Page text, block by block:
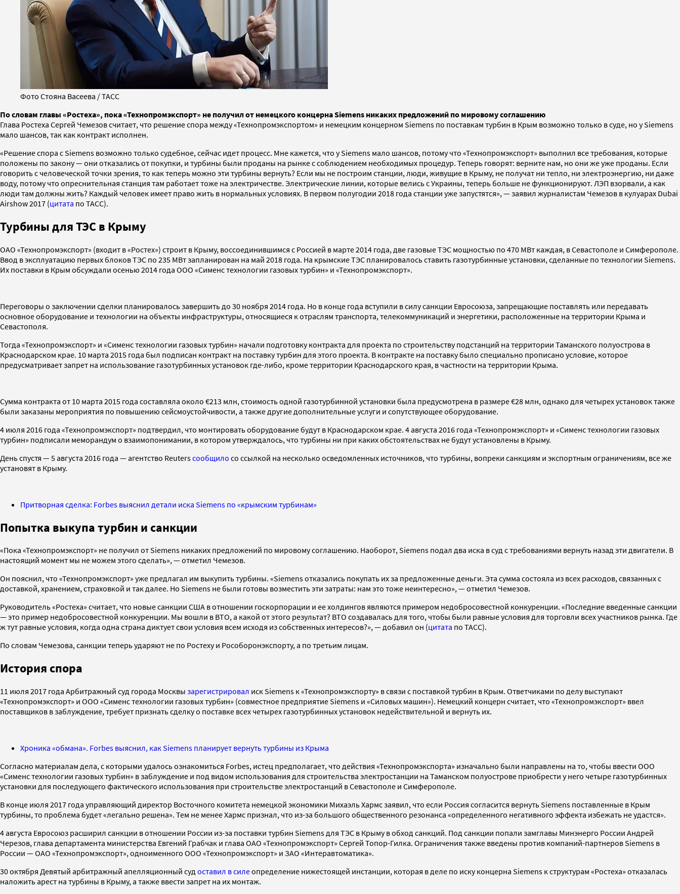
Фото Стояна Васеева / ТАСС
По словам главы «Ростеха», пока «Технопромэкспорт» не получил от немецкого концерна Siemens никаких предложений по мировому соглашению
Глава Ростеха Сергей Чемезов считает, что решение спора между «Технопромэкспортом» и немецким концерном Siemens по поставкам турбин в Крым возможно только в суде, но у Siemens
мало шансов, так как контракт исполнен.
«Решение спора с Siemens возможно только судебное, сейчас идет процесс. Мне кажется, что у Siemens мало шансов, потому что «Технопромэкспорт» выполнил все требования, которые
положены по закону — они отказались от покупки, и турбины были проданы на рынке с соблюдением необходимых процедур. Теперь говорят: верните нам, но они же уже проданы. Если
говорить с человеческой точки зрения, то как теперь можно эти турбины вернуть? Если мы не построим станции, люди, живущие в Крыму, не получат ни тепло, ни электроэнергию, ни даже
воду, потому что опреснительная станция там работает тоже на электричестве. Электрические линии, которые велись с Украины, теперь больше не функционируют. ЛЭП взорвали, а как
люди там должны жить? Каждый человек имеет право жить в нормальных условиях. В первом полугодии 2018 года станции уже запустятся», — заявил журналистам Чемезов в кулуарах Dubai
Airshow 2017 (цитата по ТАСС).
Турбины для ТЭС в Крыму
ОАО «Технопромэкспорт» (входит в «Ростех») строит в Крыму, воссоединившимся с Россией в марте 2014 года, две газовые ТЭС мощностью по 470 МВт каждая, в Севастополе и Симферополе.
Ввод в эксплуатацию первых блоков ТЭС по 235 МВт запланирован на май 2018 года. На крымские ТЭС планировалось ставить газотурбинные установки, сделанные по технологии Siemens.
Их поставки в Крым обсуждали осенью 2014 года ООО «Сименс технологии газовых турбин» и «Технопромэкспорт».
Переговоры о заключении сделки планировалось завершить до 30 ноября 2014 года. Но в конце года вступили в силу санкции Евросоюза, запрещающие поставлять или передавать
основное оборудование и технологии на объекты инфраструктуры, относящиеся к отраслям транспорта, телекоммуникаций и энергетики, расположенные на территории Крыма и
Севастополя.
Тогда «Технопромэкспорт» и «Сименс технологии газовых турбин» начали подготовку контракта для проекта по строительству подстанций на территории Таманского полуострова в
Краснодарском крае. 10 марта 2015 года был подписан контракт на поставку турбин для этого проекта. В контракте на поставку было специально прописано условие, которое
предусматривает запрет на использование газотурбинных установок где-либо, кроме территории Краснодарского края, в частности на территории Крыма.
Сумма контракта от 10 марта 2015 года составляла около €213 млн, стоимость одной газотурбинной установки была предусмотрена в размере €28 млн, однако для четырех установок также
были заказаны мероприятия по повышению сейсмоустойчивости, а также другие дополнительные услуги и сопутствующее оборудование.
4 июля 2016 года «Технопромэкспорт» подтвердил, что монтировать оборудование будут в Краснодарском крае. 4 августа 2016 года «Технопромэкспорт» и «Сименс технологии газовых
турбин» подписали меморандум о взаимопонимании, в котором утверждалось, что турбины ни при каких обстоятельствах не будут установлены в Крыму.
День спустя — 5 августа 2016 года — агентство Reutersсообщило со ссылкой на несколько осведомленных источников, что турбины, вопреки санкциям и экспортным ограничениям, все же
установят в Крыму.
Притворная сделка: Forbes выяснил детали иска Siemens по «крымским турбинам»
Попытка выкупа турбин и санкции
«Пока «Технопромэкспорт» не получил от Siemens никаких предложений по мировому соглашению. Наоборот, Siemens подал два иска в суд с требованиями вернуть назад эти двигатели. В
настоящий момент мы не можем этого сделать», — отметил Чемезов.
Он пояснил, что «Технопромэкспорт» уже предлагал им выкупить турбины. «Siemens отказались покупать их за предложенные деньги. Эта сумма состояла из всех расходов, связанных с
доставкой, хранением, страховкой и так далее. Но Siemens не были готовы возместить эти затраты: нам это тоже неинтересно», — отметил Чемезов.
Руководитель «Ростеха» считает, что новые санкции США в отношении госкорпорации и ее холдингов являются примером недобросовестной конкуренции. «Последние введенные санкции
— это пример недобросовестной конкуренции. Мы вошли в ВТО, а какой от этого результат? ВТО создавалась для того, чтобы были равные условия для торговли всех участников рынка. Где
ж тут равные условия, когда одна страна диктует свои условия всем исходя из собственных интересов?», — добавил он (цитата по ТАСС).
По словам Чемезова, санкции теперь ударяют не по Ростеху и Рособоронэкспорту, а по третьим лицам.
История спора
11 июля 2017 года Арбитражный суд города Москвы зарегистрировал иск Siemens к «Технопромэкспорту» в связи с поставкой турбин в Крым. Ответчиками по делу выступают
«Технопромэкспорт» и ООО «Сименс технологии газовых турбин» (совместное предприятие Siemens и «Силовых машин»). Немецкий концерн считает, что «Технопромэкспорт» ввел
поставщиков в заблуждение, требует признать сделку о поставке всех четырех газотурбинных установок недействительной и вернуть их.
Хроника «обмана». Forbes выяснил, как Siemens планирует вернуть турбины из Крыма
Согласно материалам дела, с которыми удалось ознакомиться Forbes, истец предполагает, что действия «Технопромэкспорта» изначально были направлены на то, чтобы ввести ООО
«Сименс технологии газовых турбин» в заблуждение и под видом использования для строительства электростанции на Таманском полуострове приобрести у него четыре газотурбинных
установки для последующего фактического использования при строительстве электростанций в Севастополе и Симферополе.
В конце июля 2017 года управляющий директор Восточного комитета немецкой экономики Михаэль Хармс заявил, что если Россия согласится вернуть Siemens поставленные в Крым
турбины, то проблема будет «легально решена». Тем не менее Хармс признал, что из-за большого общественного резонанса «определенного негативного эффекта избежать не удастся».
4 августа Евросоюз расширил санкции в отношении России из-за поставки турбин Siemens для ТЭС в Крыму в обход санкций. Под санкции попали замглавы Минэнерго России Андрей
Черезов, глава департамента министерства Евгений Грабчак и глава ОАО «Технопромэкспорт» Сергей Топор-Гилка. Ограничения также введены против компаний-партнеров Siemens в
России — ОАО «Технопромэкспорт», одноименного ООО «Технопромэкспорт» и ЗАО «Интеравтоматика».
30 октября Девятый арбитражный апелляционный судоставил в силеопределение нижестоящей инстанции, которая в деле по иску концерна Siemens к структурам «Ростеха» отказалась
наложить арест на турбины в Крыму, а также ввести запрет на их монтаж.